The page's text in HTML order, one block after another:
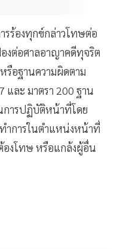
ร้องทุกข์กล่าวโทษต่อ
งต่อศาลอาญาคดีทุจริต
รือฐานความผิดตาม
และ มาตรา 200 ฐาน
การปฏิบัติหน้าที่โดย
ำการในตำแหน่งหน้าที่
งโทษ หรือแกล้งผู้อื่น